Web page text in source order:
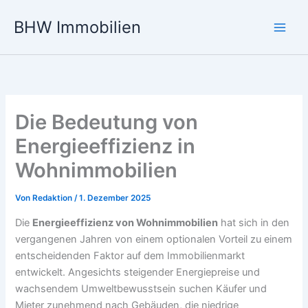
InhaltBHW Immobilien
Die Bedeutung von
Energieeffizienz in
Wohnimmobilien
Von Redaktion/1. Dezember 2025
Die Energieeffizienz von Wohnimmobilien hat sich in den
vergangenen Jahren von einem optionalen Vorteil zu einem
entscheidenden Faktor auf dem Immobilienmarkt
entwickelt. Angesichts steigender Energiepreise und
wachsendem Umweltbewusstsein suchen Käufer und
Mieter zunehmend nach Gebäuden, die niedrige